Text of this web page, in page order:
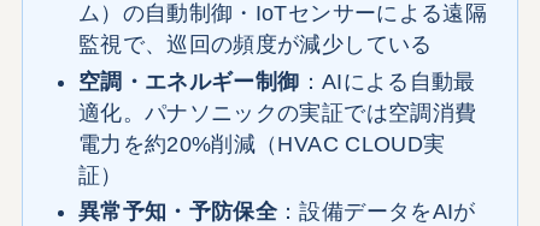
ム）の自動制御・IoTセンサーによる遠隔
監視で、巡回の頻度が減少している
空調・エネルギー制御 ：AIによる自動最
適化。パナソニックの実証では空調消費
電力を約20%削減（HVAC CLOUD実
証）
異常予知・予防保全：設備データをAIが